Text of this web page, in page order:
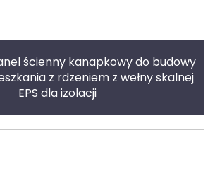
ścienny kanapkowy do budowy
z rdzeniem z wełny skalnej
EPS dla izolacji